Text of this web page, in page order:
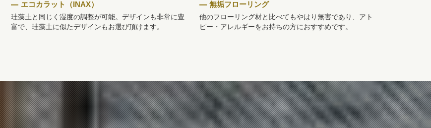
エコカラット（INAX）
珪藻土と同じく湿度の調整が可能。デザインも非常に豊
富で、珪藻土に似たデザインもお選び頂けます。
無垢フローリング
他のフローリング材と比べてもやはり無害であり、アト
ピー・アレルギーをお持ちの方におすすめです。